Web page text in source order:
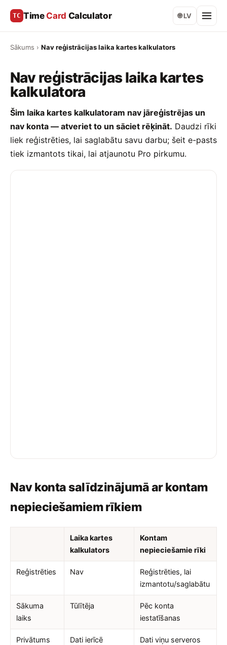
TC Time Card Calculator 🌐 LV
Sākums › Nav reģistrācijas laika kartes kalkulators
Nav reģistrācijas laika kartes
kalkulatora
Šim laika kartes kalkulatoram nav jāreģistrējas un
nav konta — atveriet to un sāciet rēķināt. Daudzi rīki
liek reģistrēties, lai saglabātu savu darbu; šeit e-pasts
tiek izmantots tikai, lai atjaunotu Pro pirkumu.
Nav konta salīdzinājumā ar kontam
nepieciešamiem rīkiem
Laika kartes
kalkulators
Kontam
nepieciešamie rīki
Reģistrēties Nav
Reģistrēties, lai
izmantotu/saglabātu
Sākuma
laiks
Tūlītēja
Pēc konta
iestatīšanas
Privātums Dati ierīcē Dati viņu serveros